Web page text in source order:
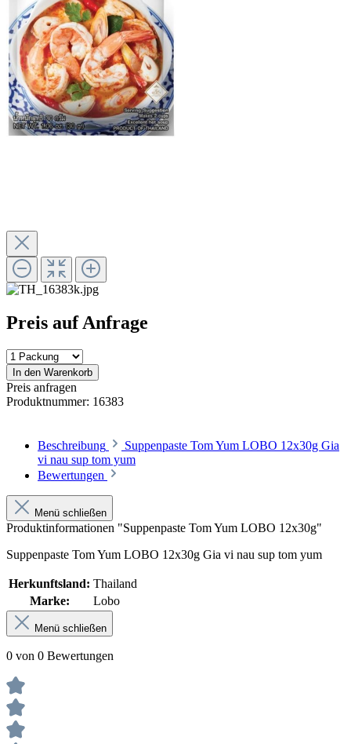
Preis auf Anfrage
In den Warenkorb
Preis anfragen
Produktnummer: 16383
Beschreibung
Suppenpaste Tom Yum LOBO 12x30g Gia
vi nau sup tom yum
Bewertungen
Menü schließen
Produktinformationen "Suppenpaste Tom Yum LOBO 12x30g"
Suppenpaste Tom Yum LOBO 12x30g Gia vi nau sup tom yum
Herkunftsland: Thailand
Marke:
Lobo
Menü schließen
0 von 0 Bewertungen